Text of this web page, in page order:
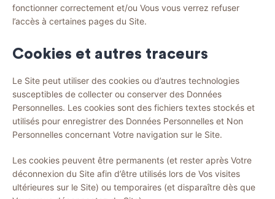
fonctionner correctement et/ou Vous vous verrez refuser
l’accès à certaines pages du Site.
Cookies et autres traceurs
Le Site peut utiliser des cookies ou d’autres technologies
susceptibles de collecter ou conserver des Données
Personnelles. Les cookies sont des fichiers textes stockés et
utilisés pour enregistrer des Données Personnelles et Non
Personnelles concernant Votre navigation sur le Site.
Les cookies peuvent être permanents (et rester après Votre
déconnexion du Site afin d’être utilisés lors de Vos visites
ultérieures sur le Site) ou temporaires (et disparaître dès que